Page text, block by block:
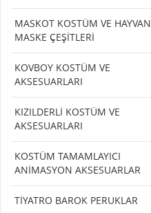
MASKOT KOSTÜM VE HAYVAN
MASKE ÇEŞİTLERİ
KOVBOY KOSTÜM VE
AKSESUARLARI
KIZILDERLİ KOSTÜM VE
AKSESUARLARI
KOSTÜM TAMAMLAYICI
ANİMASYON AKSESUARLAR
TİYATRO BAROK PERUKLAR
180,00 300,00